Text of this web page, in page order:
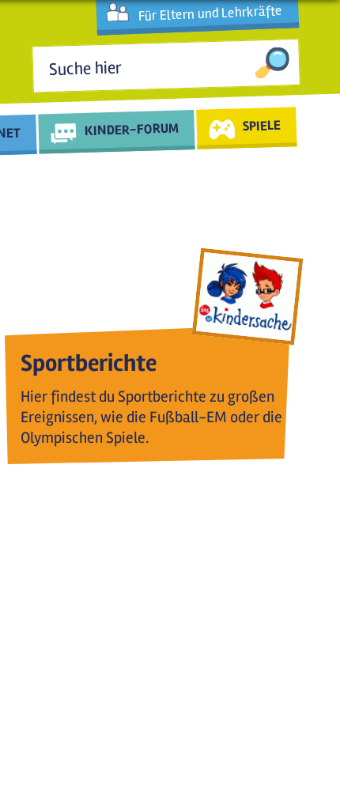
Für Eltern und Lehrkräfte
Suchformular
KINDER-FORUM SPIELE
Sportberichte
Hier findest du Sportberichte zu großen
Ereignissen, wie die Fußball-EM oder die
Olympischen Spiele.